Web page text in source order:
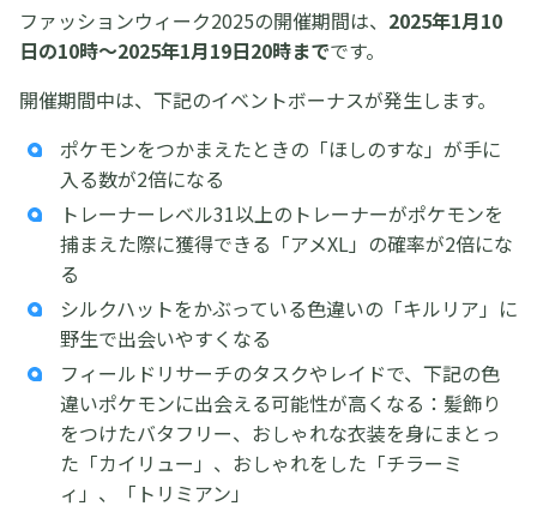
ファッションウィーク2025の開催期間は、 2025年1月10
日の10時〜2025年1月19日20時までです。
開催期間中は、下記のイベントボーナスが発生します。
ポケモンをつかまえたときの「ほしのすな」が手に
入る数が2倍になる
トレーナーレベル31以上のトレーナーがポケモンを
捕まえた際に獲得できる「アメXL」の確率が2倍にな
る
シルクハットをかぶっている色違いの「キルリア」に
野生で出会いやすくなる
フィールドリサーチのタスクやレイドで、下記の色
違いポケモンに出会える可能性が高くなる：髪飾り
をつけたバタフリー、おしゃれな衣装を身にまとっ
た「カイリュー」、おしゃれをした「チラーミ
ィ」、「トリミアン」